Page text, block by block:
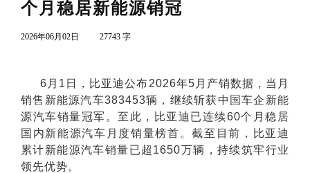
个月稳居新能源销冠
2026年06月02日 27743 字
6月1日，比亚迪公布2026年5月产销数据，当月
销售新能源汽车383453辆，继续斩获中国车企新能
源汽车销量冠军。至此，比亚迪已连续60个月稳居
国内新能源汽车月度销量榜首。截至目前，比亚迪
累计新能源汽车销量已超1650万辆，持续筑牢行业
领先优势。